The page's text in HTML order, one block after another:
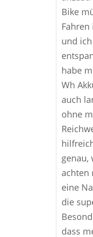
Bike
und
habe
Wh
auch
ohne
genau,
achten
eine
die
dass